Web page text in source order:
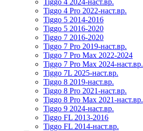
Tiggo 4 Pro 2022-наст.вр.
Tiggo 5 2014-2016
Tiggo 5 2016-2020
Tiggo 7 2016-2020
Tiggo 7 Pro 2019-наст.вр.
Tiggo 7 Pro Max 2022-2024
Tiggo 7 Pro Max 2024-наст.вр.
Tiggo 7L 2025-наст.вр.
Tiggo 8 2019-наст.вр.
Tiggo 8 Pro 2021-наст.вр.
Tiggo 8 Pro Max 2021-наст.вр.
Tiggo 9 2024-наст.вр.
Tiggo FL 2013-2016
Tiggo FL 2014-наст.вр.